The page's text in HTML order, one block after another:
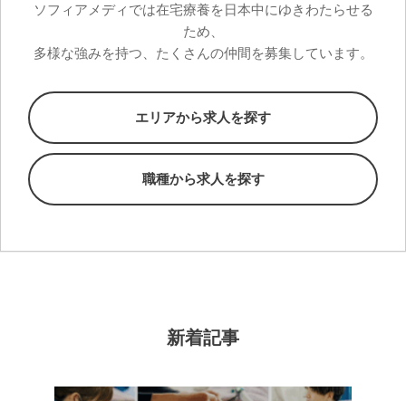
ソフィアメディでは在宅療養を日本中にゆきわたらせる
ため、
多様な強みを持つ、たくさんの仲間を募集しています。
エリアから求人を探す
職種から求人を探す
新着記事